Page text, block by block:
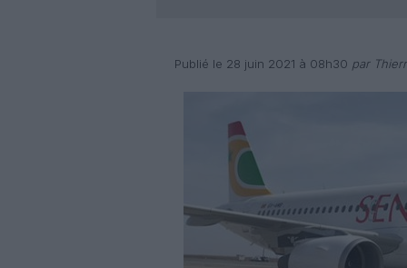
Publié le 28 juin 2021 à 08h30 par